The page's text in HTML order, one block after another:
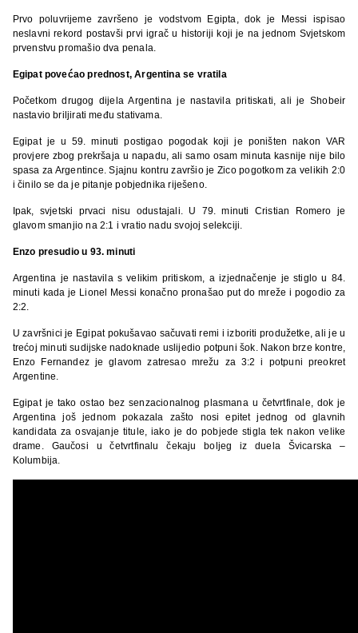
Prvo poluvrijeme završeno je vodstvom Egipta, dok je Messi ispisao
neslavni rekord postavši prvi igrač u historiji koji je na jednom Svjetskom
prvenstvu promašio dva penala.
Egipat povećao prednost, Argentina se vratila
Početkom drugog dijela Argentina je nastavila pritiskati, ali je Shobeir
nastavio briljirati među stativama.
Egipat je u 59. minuti postigao pogodak koji je poništen nakon VAR
provjere zbog prekršaja u napadu, ali samo osam minuta kasnije nije bilo
spasa za Argentince. Sjajnu kontru završio je Zico pogotkom za velikih 2:0
i činilo se da je pitanje pobjednika riješeno.
Ipak, svjetski prvaci nisu odustajali. U 79. minuti Cristian Romero je
glavom smanjio na 2:1 i vratio nadu svojoj selekciji.
Enzo presudio u 93. minuti
Argentina je nastavila s velikim pritiskom, a izjednačenje je stiglo u 84.
minuti kada je Lionel Messi konačno pronašao put do mreže i pogodio za
2:2.
U završnici je Egipat pokušavao sačuvati remi i izboriti produžetke, ali je u
trećoj minuti sudijske nadoknade uslijedio potpuni šok. Nakon brze kontre,
Enzo Fernandez je glavom zatresao mrežu za 3:2 i potpuni preokret
Argentine.
Egipat je tako ostao bez senzacionalnog plasmana u četvrtfinale, dok je
Argentina još jednom pokazala zašto nosi epitet jednog od glavnih
kandidata za osvajanje titule, iako je do pobjede stigla tek nakon velike
drame. Gaučosi u četvrtfinalu čekaju boljeg iz duela Švicarska –
Kolumbija.